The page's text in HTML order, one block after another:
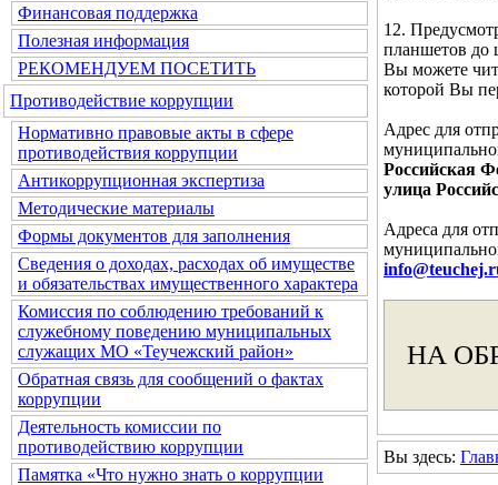
Финансовая поддержка
Полезная информация
РЕКОМЕНДУЕМ ПОСЕТИТЬ
Противодействие коррупции
Нормативно правовые акты в сфере
противодействия коррупции
Антикоррупционная экспертиза
Методические материалы
Формы документов для заполнения
Сведения о доходах, расходах об имуществе
и обязательствах имущественного характера
Комиссия по соблюдению требований к
служебному поведению муниципальных
служащих МО «Теучежский район»
Обратная связь для сообщений о фактах
коррупции
Деятельность комиссии по
противодействию коррупции
Памятка «Что нужно знать о коррупции
12.
планшетов до
Вы можете
которой Вы
Адрес для
Российская
улица
Адреса для
НА
Вы здесь: